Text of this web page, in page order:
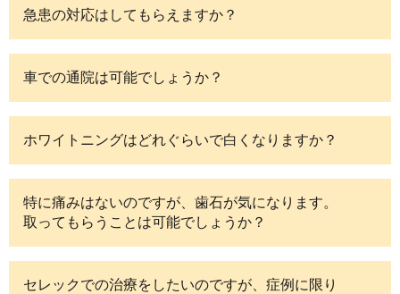
急患の対応はしてもらえますか？
車での通院は可能でしょうか？
ホワイトニングはどれぐらいで白くなりますか？
特に痛みはないのですが、歯石が気になります。
取ってもらうことは可能でしょうか？
セレックでの治療をしたいのですが、症例に限り